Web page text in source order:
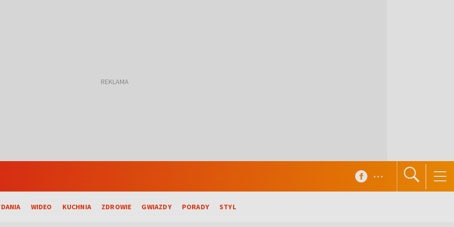
WIDEO KUCHNIA ZDROWIE GWIAZDY PORADY STYL
...